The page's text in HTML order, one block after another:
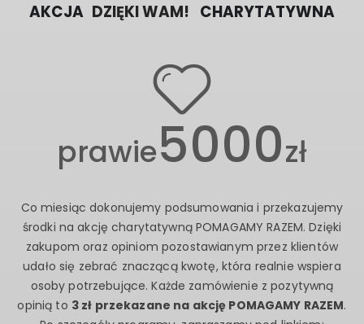
AKCJA DZIĘKI WAM! CHARYTATYWNA
prawie5000zł
Co miesiąc dokonujemy podsumowania i przekazujemy
środki na akcję charytatywną POMAGAMY RAZEM. Dzięki
zakupom oraz opiniom pozostawianym przez klientów
udało się zebrać znaczącą kwotę, która realnie wspiera
osoby potrzebujące. Każde zamówienie z pozytywną
opinią to 3 zł przekazane na akcję POMAGAMY RAZEM.